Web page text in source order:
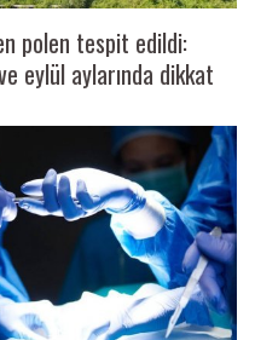
polen tespit edildi:
eylül aylarında dikkat